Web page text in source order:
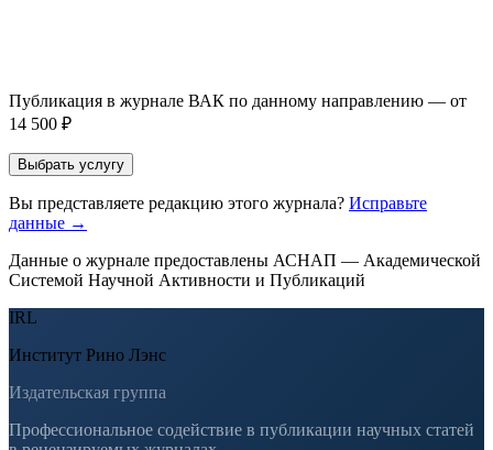
Публикация в журнале ВАК по данному направлению — от
14 500 ₽
Выбрать услугу
Вы представляете редакцию этого журнала? Исправьте
данные →
Данные о журнале предоставлены АСНАП — Академической
Системой Научной Активности и Публикаций
IRL
Институт Рино Лэнс
Издательская группа
Профессиональное содействие в публикации научных статей